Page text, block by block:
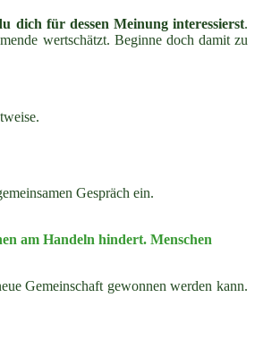
dich für dessen Meinung interessierst.
wertschätzt. Beginne doch damit zu
Gespräch ein.
am Handeln hindert. Menschen
Gemeinschaft gewonnen werden kann.